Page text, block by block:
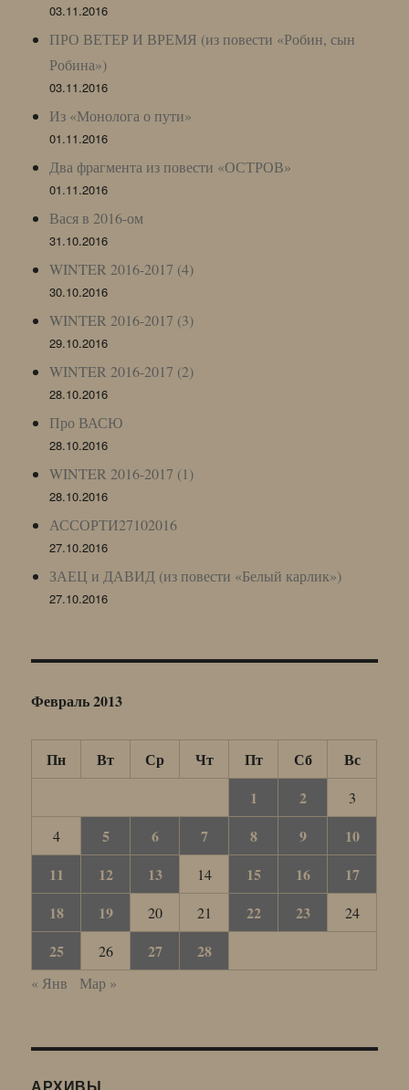
03.11.2016
ПРО ВЕТЕР И ВРЕМЯ (из повести «Робин, сын
Робина»)
03.11.2016
Из «Монолога о пути»
01.11.2016
Два фрагмента из повести «ОСТРОВ»
01.11.2016
Вася в 2016-ом
31.10.2016
WINTER 2016-2017 (4)
30.10.2016
WINTER 2016-2017 (3)
29.10.2016
WINTER 2016-2017 (2)
28.10.2016
Про ВАСЮ
28.10.2016
WINTER 2016-2017 (1)
28.10.2016
АССОРТИ27102016
27.10.2016
ЗАЕЦ и ДАВИД (из повести «Белый карлик»)
27.10.2016
Февраль 2013
Пн Вт Ср Чт Пт Сб
Вс
1
2
3
4
5 6 7 8 9
10
11
12 13 14 15 16
17
18
19 20 21 22 23 24
25 26 27 28
« Янв Мар »